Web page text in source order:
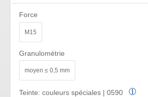
Force
M15
Granulométrie
moyen ≤ 0,5 mm
Teinte: couleurs spéciales | 0590